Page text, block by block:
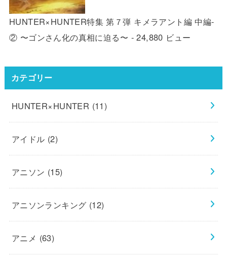
HUNTER×HUNTER特集 第７弾 キメラアント編 中編-
② 〜ゴンさん化の真相に迫る〜 - 24,880 ビュー
カテゴリー
HUNTER×HUNTER (11)
アイドル (2)
アニソン (15)
アニソンランキング (12)
アニメ (63)